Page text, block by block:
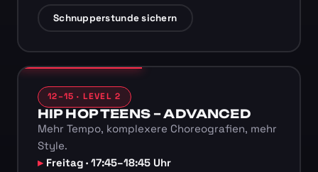
Schnupperstunde sichern
12–15 · LEVEL 2
HIP HOP TEENS – ADVANCED
Mehr Tempo, komplexere Choreografien, mehr
Style.
Freitag · 17:45–18:45 Uhr